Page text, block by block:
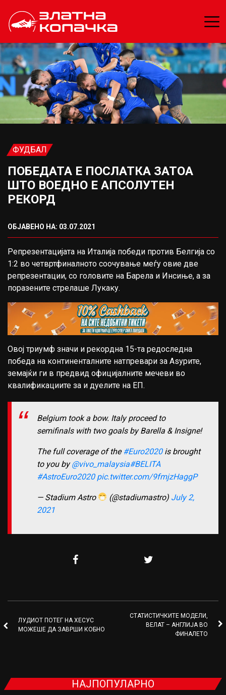
ФУДБАЛ
ПОБЕДАТА Е ПОСЛАТКА ЗАТОА
ШТО ВОЕДНО Е АПСОЛУТЕН
РЕКОРД
ОБЈАВЕНО НА: 03.07.2021
Репрезентацијата на Италија победи против Белгија со
1:2 во четвртфиналното соочување меѓу овие две
репрезентации, со головите на Барела и Инсиње, а за
поразените стрелаше Лукаку.
Овој триумф значи и рекордна 15-та редоследна
победа на континенталните натпревари за Аѕурите,
земајќи ги в предвид официјалните мечеви во
квалификациите за и дуелите на ЕП.
Belgium took a bow. Italy proceed to
semifinals with two goals by Barella & Insigne!
The full coverage of the#Euro2020is brought
to you by@vivo_malaysia#BELITA
#AstroEuro2020 pic.twitter.com/9fmjzHaggP
— Stadium Astro (@stadiumastro) July 2,
2021
ЛУДИОТ ПОТЕГ НА ХЕСУС
МОЖЕШЕ ДА ЗАВРШИ КОБНО
СТАТИСТИЧКИТЕ МОДЕЛИ,
ВЕЛАТ – АНГЛИЈА ВО
ФИНАЛЕТО
НАЈПОПУЛАРНО